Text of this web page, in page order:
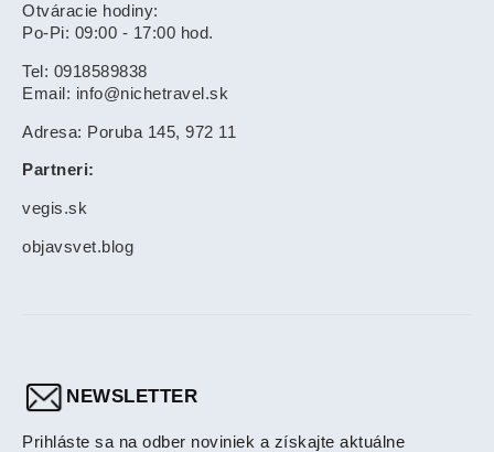
Otváracie hodiny:
Po-Pi: 09:00 - 17:00 hod.
Tel: 0918589838
Email: info@nichetravel.sk
Adresa: Poruba 145, 972 11
Partneri:
vegis.sk
objavsvet.blog
NEWSLETTER
Prihláste sa na odber noviniek a získajte aktuálne